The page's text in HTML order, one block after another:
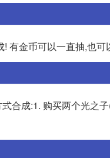
有金币可以一直抽,也可
合成:1. 购买两个光之